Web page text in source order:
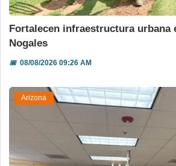
Fortalecen infraestructura urbana
Nogales
📅08/08/2026 09:26 AM
Arizona